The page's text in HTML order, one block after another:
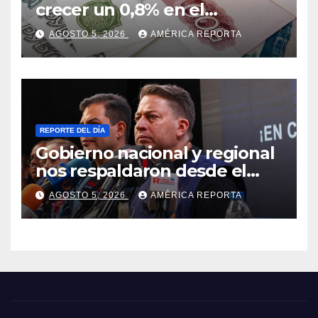
crecer un 0,8% en el
segundo trimestre
AGOSTO 5, 2026 AMÉRICA REPORTA
REPORTE DEL DÍA
Gobierno nacional y regional
nos respaldaron desde el
primer momento tras
terremotos del 24J
AGOSTO 5, 2026 AMÉRICA REPORTA